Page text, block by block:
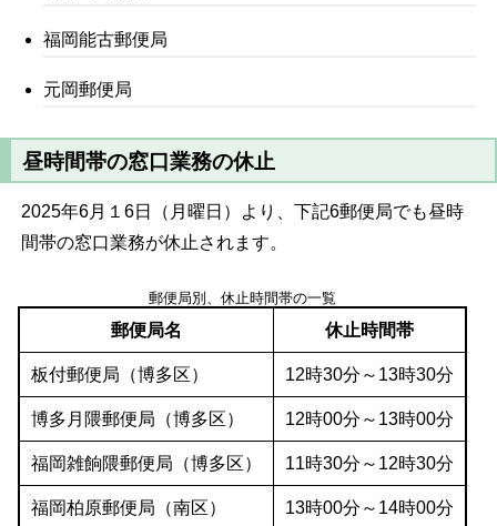
福岡能古郵便局
元岡郵便局
昼時間帯の窓口業務の休止
2025年6月１6日（月曜日）より、下記6郵便局でも昼時
間帯の窓口業務が休止されます。
郵便局別、休止時間帯の一覧
郵便局名 休止時間帯
板付郵便局（博多区） 12時30分～13時30分
博多月隈郵便局（博多区） 12時00分～13時00分
福岡雑餉隈郵便局（博多区） 11時30分～12時30分
福岡柏原郵便局（南区） 13時00分～14時00分